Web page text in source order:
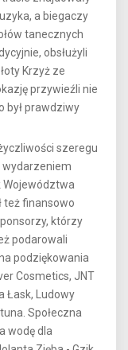
a biegaczy
tanecznych
obsłużyli
Krzyż ze
przywieźli nie
był prawdziwy
szeregu
wydarzeniem
Województwa
też finansowo
którzy
podarowali
podziękowania
Cosmetics, JNT
Łask, Ludowy
Społeczna
wodę dla